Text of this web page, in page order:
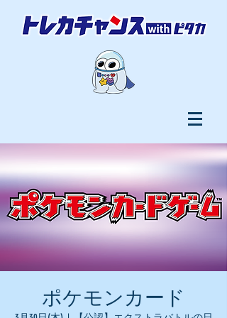
ポケモンカード